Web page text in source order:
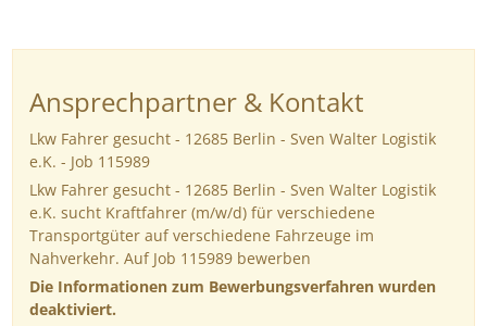
Ansprechpartner & Kontakt
Lkw Fahrer gesucht - 12685 Berlin - Sven Walter Logistik
e.K. - Job 115989
Lkw Fahrer gesucht - 12685 Berlin - Sven Walter Logistik
e.K. sucht Kraftfahrer (m/w/d) für verschiedene
Transportgüter auf verschiedene Fahrzeuge im
Nahverkehr. Auf Job 115989 bewerben
Die Informationen zum Bewerbungsverfahren wurden
deaktiviert.